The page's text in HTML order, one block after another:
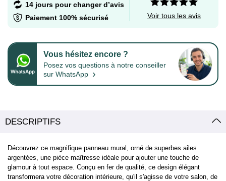
14 jours pour changer d’avis
Paiement 100% sécurisé
Voir tous les avis
Vous hésitez encore ?
Posez vos questions à notre conseiller
sur WhatsApp ›
DESCRIPTIFS
Découvrez ce magnifique panneau mural, orné de superbes ailes
argentées, une pièce maîtresse idéale pour ajouter une touche de
glamour à tout espace. Conçu en fer de qualité, ce design élégant
transformera votre décoration intérieure, qu'il s'agisse de votre salon, de